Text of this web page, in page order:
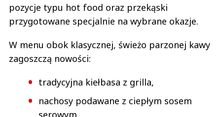
pozycje typu hot food oraz przekąski
przygotowane specjalnie na wybrane okazje.
W menu obok klasycznej, świeżo parzonej kawy
zagoszczą nowości:
tradycyjna kiełbasa z grilla,
nachosy podawane z ciepłym sosem
serowym,